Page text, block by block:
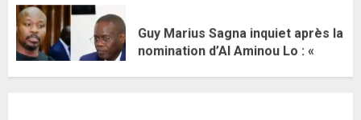
5
26 MAI 2026 0